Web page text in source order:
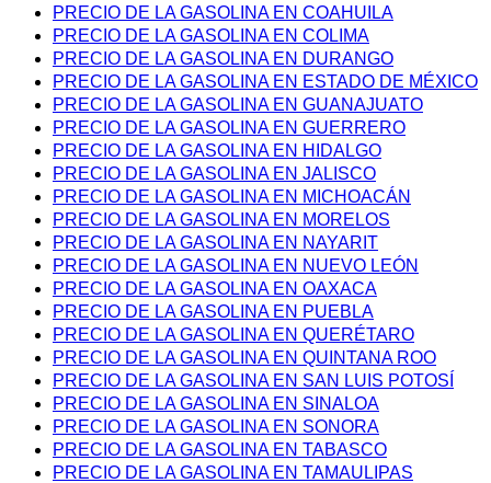
PRECIO DE LA GASOLINA EN COAHUILA
PRECIO DE LA GASOLINA EN COLIMA
PRECIO DE LA GASOLINA EN DURANGO
PRECIO DE LA GASOLINA EN ESTADO DE MÉXICO
PRECIO DE LA GASOLINA EN GUANAJUATO
PRECIO DE LA GASOLINA EN GUERRERO
PRECIO DE LA GASOLINA EN HIDALGO
PRECIO DE LA GASOLINA EN JALISCO
PRECIO DE LA GASOLINA EN MICHOACÁN
PRECIO DE LA GASOLINA EN MORELOS
PRECIO DE LA GASOLINA EN NAYARIT
PRECIO DE LA GASOLINA EN NUEVO LEÓN
PRECIO DE LA GASOLINA EN OAXACA
PRECIO DE LA GASOLINA EN PUEBLA
PRECIO DE LA GASOLINA EN QUERÉTARO
PRECIO DE LA GASOLINA EN QUINTANA ROO
PRECIO DE LA GASOLINA EN SAN LUIS POTOSÍ
PRECIO DE LA GASOLINA EN SINALOA
PRECIO DE LA GASOLINA EN SONORA
PRECIO DE LA GASOLINA EN TABASCO
PRECIO DE LA GASOLINA EN TAMAULIPAS